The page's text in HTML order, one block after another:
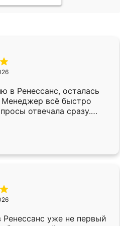
в Ренессанс, осталась
Менеджер всё быстро
отвечала сразу.
в субботу, подошёл к
Собрали
аккуратно, даже
уже не первый